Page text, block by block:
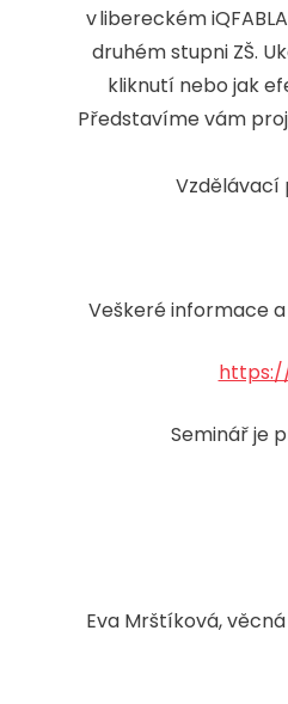
v libereckém
druhém stupni ZŠ.
kliknutí nebo jak
Představíme vám
Vzdělávací
Veškeré informace
Seminář je
Eva Mrštíková,